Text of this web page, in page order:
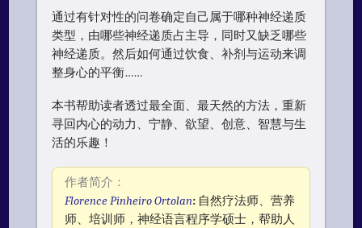
通过有针对性的问卷确定自己属于哪种神经递质
类型，由哪些神经递质占主导，同时又缺乏哪些
神经递质。然后如何通过饮食、补剂与运动来调
整身心的平衡……
本书帮助读者透过最全面、最天然的方法，重新
寻回内心的动力、宁静、欲望、创意、智慧与生
活的乐趣！
作者简介：
Florence Pinheiro Ortolan: 自然疗法师、营养
师、培训师，神经语言程序学硕士，帮助人